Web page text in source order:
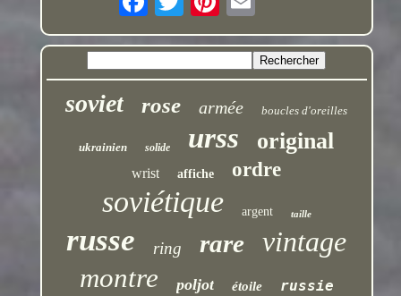
soviet rose armée boucles d'oreilles
ukrainien solide urss original
wrist affiche ordre
soviétique argent taille
russe ring rare vintage
montre poljot étoile
russie